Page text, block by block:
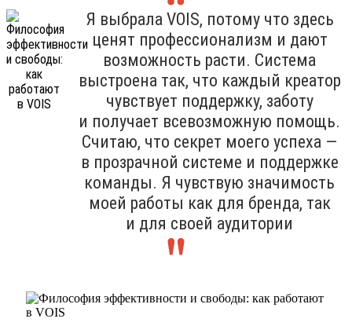
Я выбрала VOIS, потому что здесь
ценят профессионализм и дают
возможность расти. Система
выстроена так, что каждый креатор
чувствует поддержку, заботу
и получает всевозможную помощь.
Считаю, что секрет моего успеха —
в прозрачной системе и поддержке
команды. Я чувствую значимость
моей работы как для бренда, так
и для своей аудитории